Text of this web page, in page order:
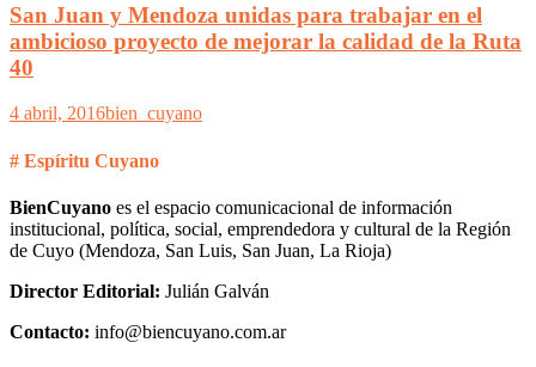
San Juan y Mendoza unidas para trabajar en el
ambicioso proyecto de mejorar la calidad de la Ruta
40
4 abril, 2016bien_cuyano
# Espíritu Cuyano
BienCuyano es el espacio comunicacional de información
institucional, política, social, emprendedora y cultural de la Región
de Cuyo (Mendoza, San Luis, San Juan, La Rioja)
Director Editorial: Julián Galván
Contacto: info@biencuyano.com.ar